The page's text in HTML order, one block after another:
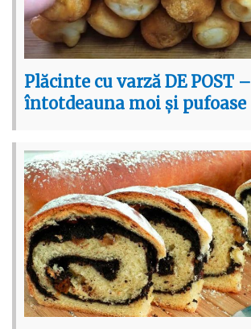
Plăcinte cu varză DE POST –
întotdeauna moi și pufoase